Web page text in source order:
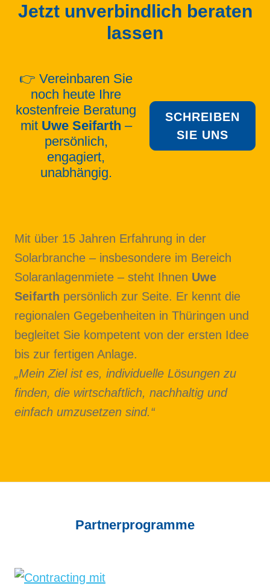
Jetzt unverbindlich beraten
lassen
👉 Vereinbaren Sie
noch heute Ihre
kostenfreie Beratung
mit Uwe Seifarth –
persönlich,
engagiert,
unabhängig.
SCHREIBEN
SIE UNS
Mit über 15 Jahren Erfahrung in der
Solarbranche – insbesondere im Bereich
Solaranlagenmiete – steht Ihnen Uwe
Seifarth persönlich zur Seite. Er kennt die
regionalen Gegebenheiten in Thüringen und
begleitet Sie kompetent von der ersten Idee
bis zur fertigen Anlage.
„Mein Ziel ist es, individuelle Lösungen zu
finden, die wirtschaftlich, nachhaltig und
einfach umzusetzen sind.“
Partner­programme